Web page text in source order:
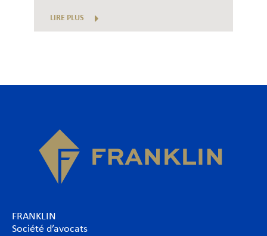
LIRE PLUS
FRANKLIN
Société d’avocats